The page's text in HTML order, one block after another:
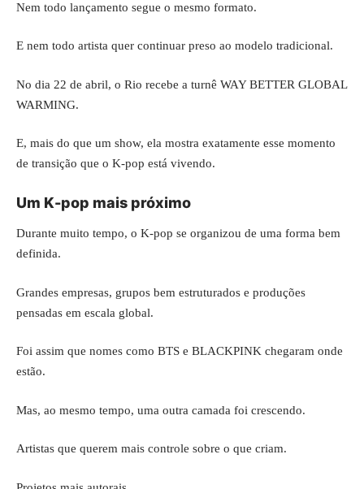
Nem todo lançamento segue o mesmo formato.
E nem todo artista quer continuar preso ao modelo tradicional.
No dia 22 de abril, o Rio recebe a turnê WAY BETTER GLOBAL
WARMING.
E, mais do que um show, ela mostra exatamente esse momento
de transição que o K-pop está vivendo.
Um K-pop mais próximo
Durante muito tempo, o K-pop se organizou de uma forma bem
definida.
Grandes empresas, grupos bem estruturados e produções
pensadas em escala global.
Foi assim que nomes como BTS e BLACKPINK chegaram onde
estão.
Mas, ao mesmo tempo, uma outra camada foi crescendo.
Artistas que querem mais controle sobre o que criam.